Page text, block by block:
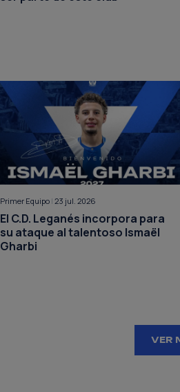
Primer Equipo | 23 jul. 2026
El C.D. Leganés incorpora para
su ataque al talentoso Ismaël
Gharbi
VER